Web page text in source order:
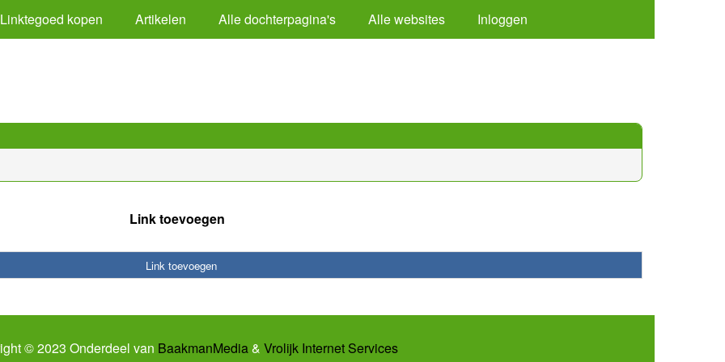
Linktegoed kopen Artikelen Alle dochterpagina's Alle websites Inloggen
Link toevoegen
Link toevoegen
© 2023 Onderdeel van BaakmanMedia& Vrolijk Internet Services